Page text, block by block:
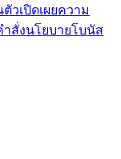
ตัวเปิดเผยความ
สั่งนโยบายโบนัส